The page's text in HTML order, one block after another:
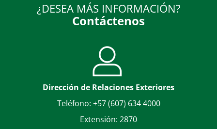
¿DESEA MÁS INFORMACIÓN?
Contáctenos
Dirección de Relaciones Exteriores
Teléfono: +57 (607) 634 4000
Extensión: 2870